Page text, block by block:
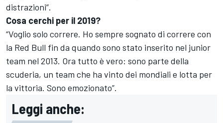
distrazioni”.
Cosa cerchi per il 2019?
“Voglio solo correre. Ho sempre sognato di correre con
la Red Bull fin da quando sono stato inserito nel junior
team nel 2013. Ora tutto è vero: sono parte della
scuderia, un team che ha vinto dei mondiali e lotta per
la vittoria. Sono emozionato”.
Leggi anche: